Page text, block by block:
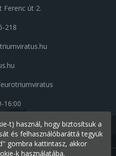
Ferenc út 2.
218
16:00
t) használ, hogy biztosítsuk a
és felhasználóbaráttá tegyük
gombra kattintasz, akkor
k használatába.